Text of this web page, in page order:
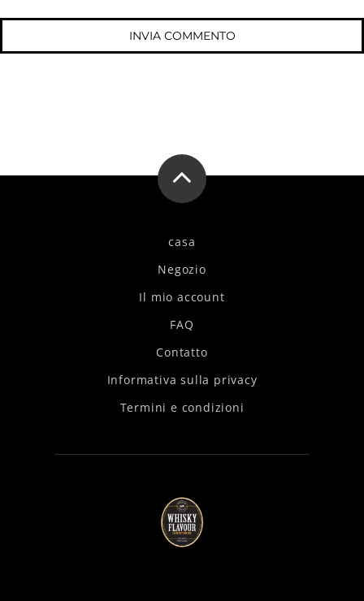
casa
Negozio
Il mio account
FAQ
Contatto
Informativa sulla privacy
Termini e condizioni